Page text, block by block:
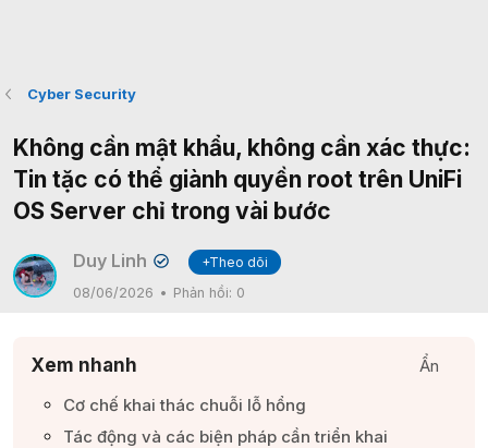
Cyber Security
Không cần mật khẩu, không cần xác thực:
Tin tặc có thể giành quyền root trên UniFi
OS Server chỉ trong vài bước
Duy Linh ✔
+Theo dõi
08/06/2026
Phản hồi: 0
Xem nhanh
Ẩn
Cơ chế khai thác chuỗi lỗ hổng​
Tác động và các biện pháp cần triển khai​